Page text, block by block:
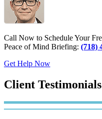
Call Now to Schedule Your
Peace of Mind Briefing: (718)
Get Help Now
Client